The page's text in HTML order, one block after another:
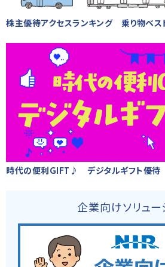
株主優待アクセスランキング 乗り物ベス
時代の便利GIFT♪ デジタルギフト優待
企業向けソリュー